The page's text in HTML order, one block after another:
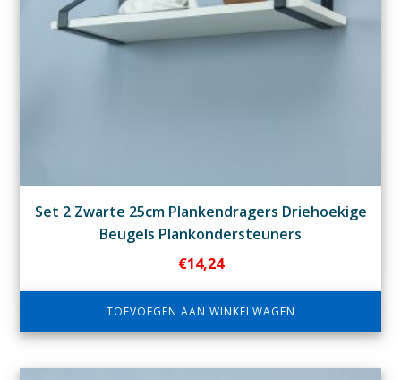
Set 2 Zwarte 25cm Plankendragers Driehoekige
Beugels Plankondersteuners
€14,24
TOEVOEGEN AAN WINKELWAGEN